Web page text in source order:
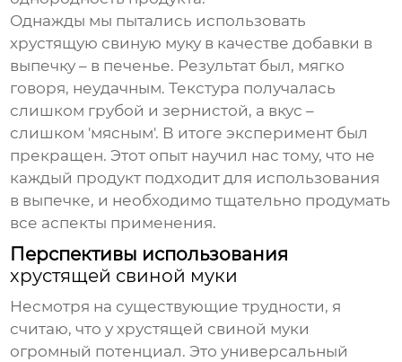
Однажды мы пытались использовать
хрустящую свиную муку в качестве добавки в
выпечку – в печенье. Результат был, мягко
говоря, неудачным. Текстура получалась
слишком грубой и зернистой, а вкус –
слишком 'мясным'. В итоге эксперимент был
прекращен. Этот опыт научил нас тому, что не
каждый продукт подходит для использования
в выпечке, и необходимо тщательно продумать
все аспекты применения.
Перспективы использования
хрустящей свиной муки
Несмотря на существующие трудности, я
считаю, что ухрустящей свиной муки
огромный потенциал. Это универсальный